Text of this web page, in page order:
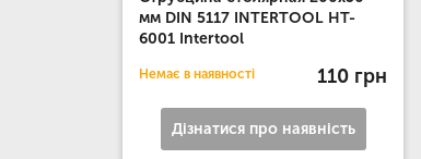
мм DIN 5117 INTERTOOL HT-
6001 Intertool
Немає в наявності 110 грн
Дізнатися про наявність